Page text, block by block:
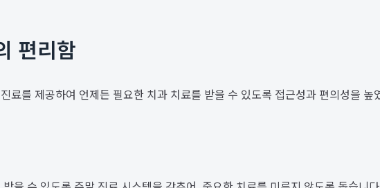
편리함
진료를 제공하여 언제든 필요한 치과 치료를 받을 수 있도록 접근성과 편의성을 높